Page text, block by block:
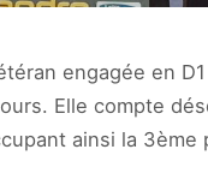
engagée en
Elle compte
ainsi la 3ème